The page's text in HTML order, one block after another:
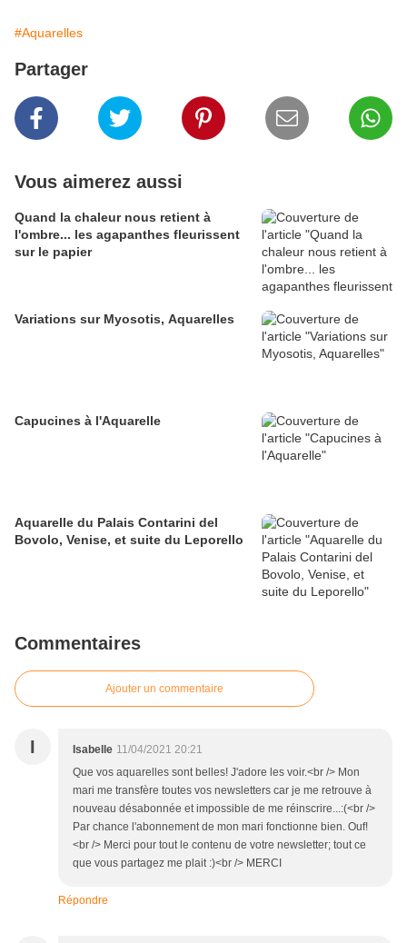
#Aquarelles
Partager
Vous aimerez aussi
Quand la chaleur nous retient à
l'ombre... les agapanthes fleurissent
sur le papier
Variations sur Myosotis, Aquarelles
Capucines à l'Aquarelle
Aquarelle du Palais Contarini del
Bovolo, Venise, et suite du Leporello
Commentaires
Ajouter un commentaire
I Isabelle 11/04/2021 20:21
Que vos aquarelles sont belles! J'adore les voir.<br /> Mon
mari me transfère toutes vos newsletters car je me retrouve à
nouveau désabonnée et impossible de me réinscrire...:(<br />
Par chance l'abonnement de mon mari fonctionne bien. Ouf!
<br /> Merci pour tout le contenu de votre newsletter; tout ce
que vous partagez me plait :)<br /> MERCI
Répondre